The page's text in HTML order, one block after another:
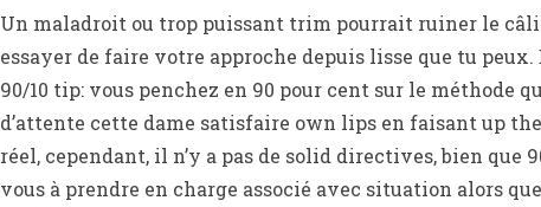
Un maladroit ou trop puissant trim pourrait ruiner le
essayer de faire votre approche depuis lisse que tu
90/10 tip: vous penchez en 90 pour cent sur le méthode
d’attente cette dame satisfaire own lips en faisant up
réel, cependant, il n’y a pas de solid directives, bien que
vous à prendre en charge associé avec situation alors